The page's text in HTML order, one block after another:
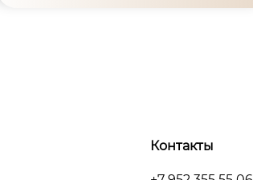
Контакты